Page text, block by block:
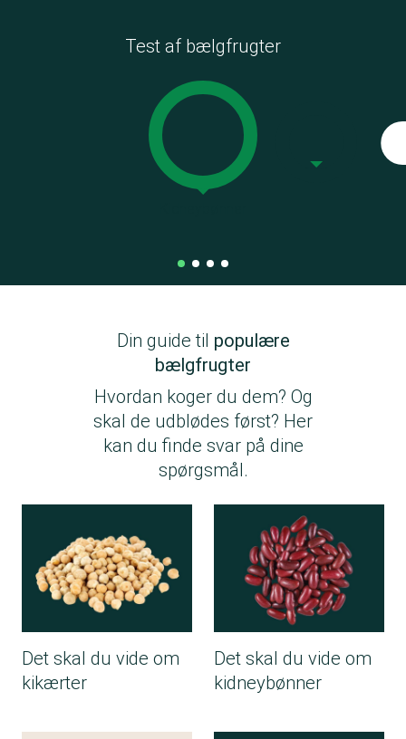
Test af bælgfrugter
Din guide til populære
bælgfrugter
Hvordan koger du dem? Og
skal de udblødes først? Her
kan du finde svar på dine
spørgsmål.
Det skal du vide om
kikærter
Det skal du vide om
kidneybønner